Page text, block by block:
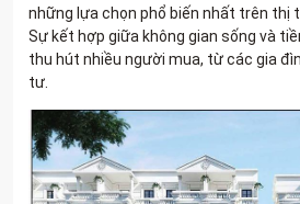
những lựa chọn phổ biến nhất trên thị
Sự kết hợp giữa không gian sống và
thu hút nhiều người mua, từ các gia
tư.